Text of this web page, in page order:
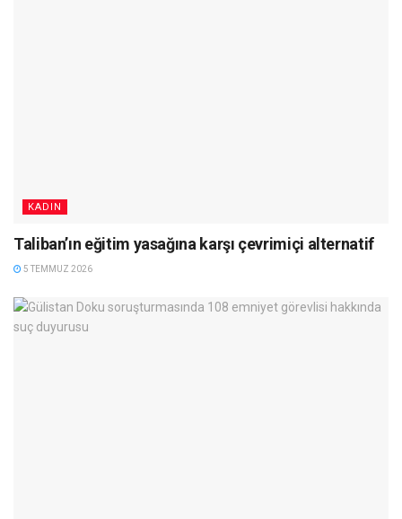
KADIN
Taliban’ın eğitim yasağına karşı çevrimiçi alternatif
5 TEMMUZ 2026